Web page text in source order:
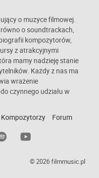
o muzyce filmowej.
o soundtrackach,
kompozytorów,
z atrakcyjnymi
mamy nadzieję stanie
Każdy z nas ma
wrażenie
czynnego udziału w
Kompozytorzy Forum
© 2026 filmmusic.pl